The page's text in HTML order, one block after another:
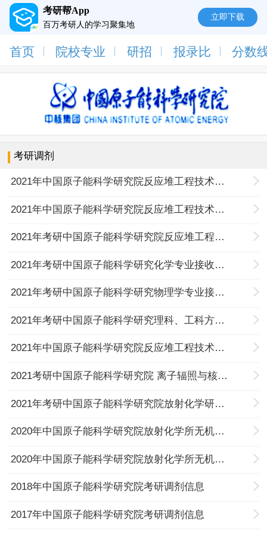
考研帮App
百万考研人的学习聚集地
立即下载
首页 院校专业 研招 报录比 分数
考研调剂
2021年中国原子能科学研究院反应堆工程技术研究部考研调剂信息
2021年中国原子能科学研究院反应堆工程技术研究部考研调剂信息
2021年考研中国原子能科学研究院反应堆工程技术研究部接收调剂研究生的通知
2021年考研中国原子能科学研究化学专业接收调剂研究生的通知
2021年考研中国原子能科学研究物理学专业接收调剂研究生的通知
2021年考研中国原子能科学研究理科、工科方向院接收调剂研究生的通知
2021年中国原子能科学研究院反应堆工程技术研究部考研调剂信息
2021考研中国原子能科学研究院 离子辐照与核效应课题组接受核物理和材料方向硕士生调剂的通知
2021年考研中国原子能科学研究院放射化学研究所接收调剂研究生的通知
2020年中国原子能科学研究院放射化学所无机化学专业考研调剂信息
2020年中国原子能科学研究院放射化学所无机化学专业考研调剂信息
2018年中国原子能科学研究院考研调剂信息
2017年中国原子能科学研究院考研调剂信息